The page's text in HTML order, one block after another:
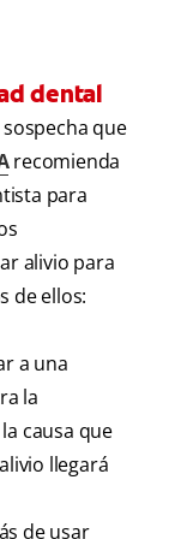
dental
que
recomienda
para
alivio para
de ellos:
a una
la
causa que
llegará
de usar